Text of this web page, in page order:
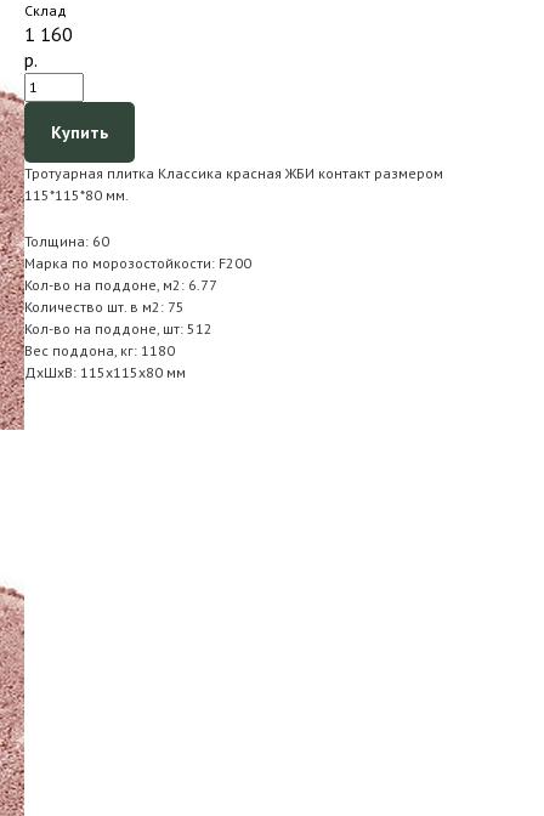
Склад
1 160
р.
Купить
Тротуарная плитка Классика красная ЖБИ контакт размером
115*115*80 мм.
Толщина: 60
Марка по морозостойкости: F200
Кол-во на поддоне, м2: 6.77
Количество шт. в м2: 75
Кол-во на поддоне, шт: 512
Вес поддона, кг: 1180
ДxШxВ: 115x115x80 мм